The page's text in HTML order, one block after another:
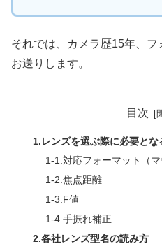
それでは、カメラ歴15年、
お送りします。
目次
1.レンズを選ぶ際に必要と
1-1.対応フォーマット（
1-2.焦点距離
1-3.F値
1-4.手振れ補正
2.各社レンズ型名の読み方